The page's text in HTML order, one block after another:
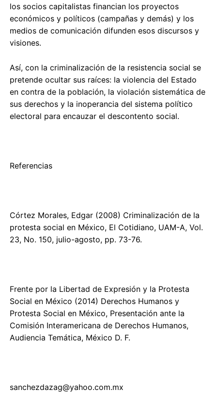
los socios capitalistas financian los proyectos
económicos y políticos (campañas y demás) y los
medios de comunicación difunden esos discursos y
visiones.
Así, con la criminalización de la resistencia social se
pretende ocultar sus raíces: la violencia del Estado
en contra de la población, la violación sistemática de
sus derechos y la inoperancia del sistema político
electoral para encauzar el descontento social.
Referencias
Córtez Morales, Edgar (2008) Criminalización de la
protesta social en México, El Cotidiano, UAM-A, Vol.
23, No. 150, julio-agosto, pp. 73-76.
Frente por la Libertad de Expresión y la Protesta
Social en México (2014) Derechos Humanos y
Protesta Social en México, Presentación ante la
Comisión Interamericana de Derechos Humanos,
Audiencia Temática, México D. F.
sanchezdazag@yahoo.com.mx